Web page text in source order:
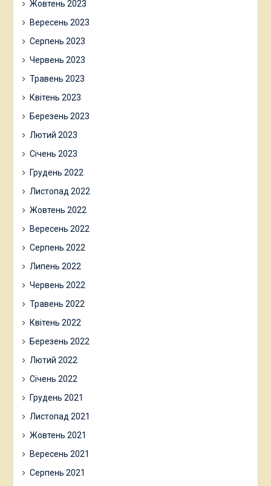
Жовтень 2023
Вересень 2023
Серпень 2023
Червень 2023
Травень 2023
Квітень 2023
Березень 2023
Лютий 2023
Січень 2023
Грудень 2022
Листопад 2022
Жовтень 2022
Вересень 2022
Серпень 2022
Липень 2022
Червень 2022
Травень 2022
Квітень 2022
Березень 2022
Лютий 2022
Січень 2022
Грудень 2021
Листопад 2021
Жовтень 2021
Вересень 2021
Серпень 2021